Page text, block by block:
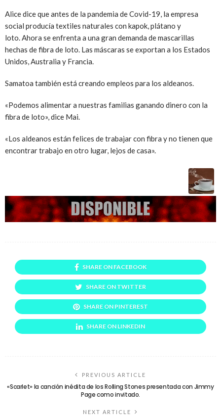
Alice dice que antes de la pandemia de Covid-19, la empresa
social producía textiles naturales con kapok, plátano y
loto. Ahora se enfrenta a una gran demanda de mascarillas
hechas de fibra de loto. Las máscaras se exportan a los Estados
Unidos, Australia y Francia.
Samatoa también está creando empleos para los aldeanos.
«Podemos alimentar a nuestras familias ganando dinero con la
fibra de loto», dice Mai.
«Los aldeanos están felices de trabajar con fibra y no tienen que
encontrar trabajo en otro lugar, lejos de casa».
SHARE ON FACEBOOK
SHARE ON TWITTER
SHARE ON PINTEREST
SHARE ON LINKEDIN
PREVIOUS ARTICLE
«Scarlet» la canción inédita de los Rolling Stones presentada con Jimmy
Page como invitado.
NEXT ARTICLE